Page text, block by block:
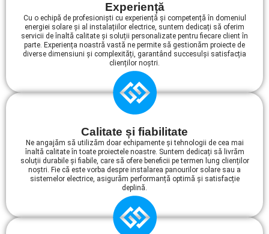
Experiență
Cu o echipă de profesioniști cu experiență și competență în domeniul
energiei solare și al instalațiilor electrice, suntem dedicați să oferim
servicii de înaltă calitate și soluții personalizate pentru fiecare client în
parte. Experiența noastră vastă ne permite să gestionăm proiecte de
diverse dimensiuni și complexități, garantând succesulși satisfacția
clienților noștri.
Calitate și fiabilitate
Ne angajăm să utilizăm doar echipamente și tehnologii de cea mai
înaltă calitate în toate proiectele noastre. Suntem dedicați să livrăm
soluții durabile și fiabile, care să ofere beneficii pe termen lung clienților
noștri. Fie că este vorba despre instalarea panourilor solare sau a
sistemelor electrice, asigurăm performanță optimă și satisfacție
deplină.